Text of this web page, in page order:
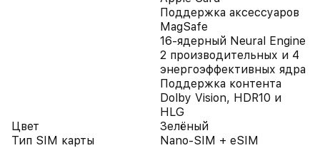
Поддержка аксессуаров
MagSafe
16-ядерный Neural Engine
2 производительных и 4
энергоэффективных ядра
Поддержка контента
Dolby Vision, HDR10 и
HLG
Цвет
Зелёный
Тип SIM карты
Nano-SIM + eSIM